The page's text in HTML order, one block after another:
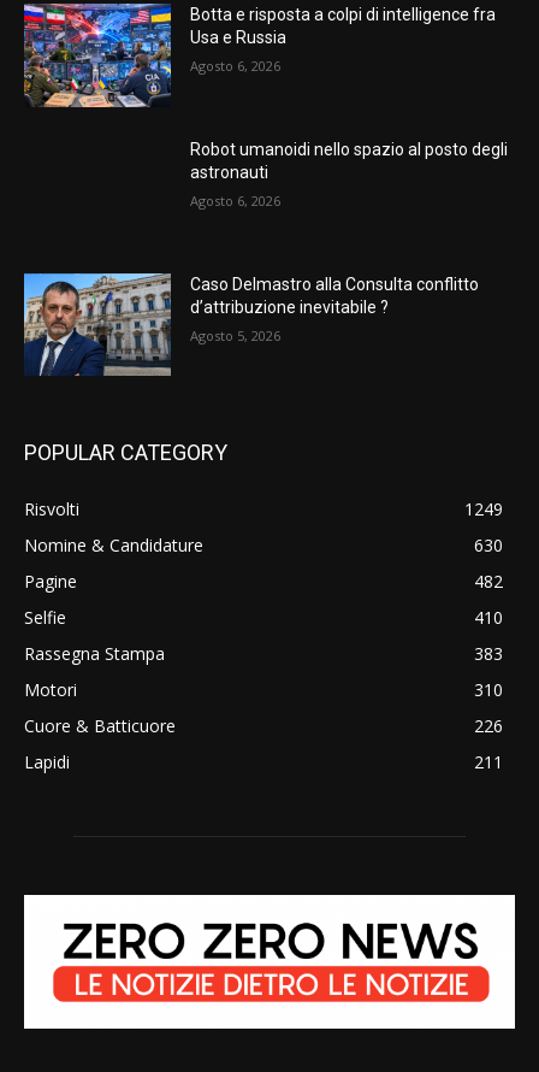
Botta e risposta a colpi di intelligence fra
Usa e Russia
Agosto 6, 2026
Robot umanoidi nello spazio al posto degli
astronauti
Agosto 6, 2026
Caso Delmastro alla Consulta conflitto
d’attribuzione inevitabile ?
Agosto 5, 2026
POPULAR CATEGORY
Risvolti
1249
Nomine & Candidature
630
Pagine
482
Selfie
410
Rassegna Stampa
383
Motori
310
Cuore & Batticuore
226
Lapidi
211